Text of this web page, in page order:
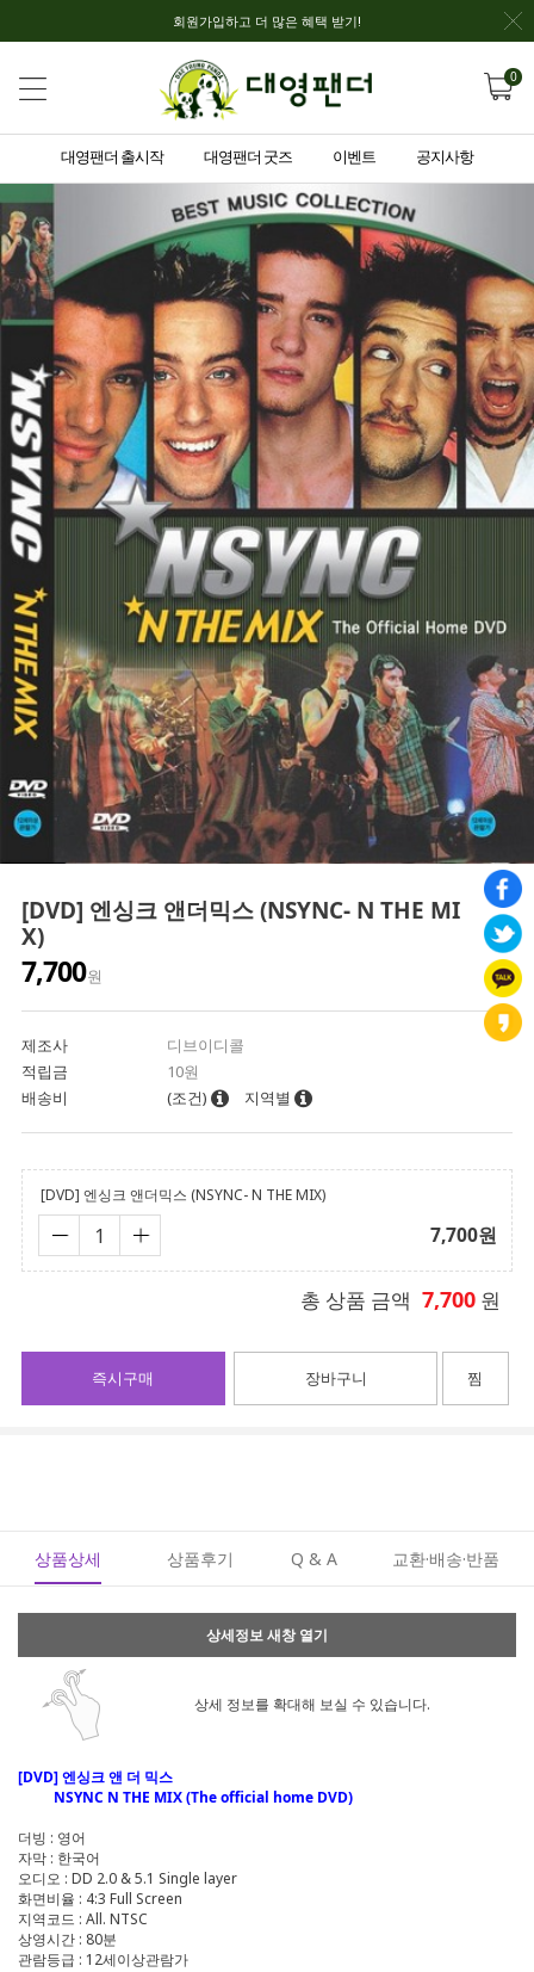
회원가입하고 더 많은 혜택 받기!
0
대영팬더 출시작 대영팬더 굿즈 이벤트 공지사항
[DVD] 엔싱크 앤더믹스 (NSYNC- N THE MI
X)
7,700원
제조사
디브이디콜
적립금
10원
배송비
(조건) 지역별
[DVD] 엔싱크 앤더믹스 (NSYNC- N THE MIX)
7,700원
총 상품 금액 7,700 원
장바구니
즉시구매 찜
상품상세 상품후기 Q & A 교환·배송·반품
상세정보 새창 열기
상세 정보를 확대해 보실 수 있습니다.
[DVD] 엔싱크 앤 더 믹스
NSYNC N THE MIX (The official home DVD)
더빙 : 영어
자막 : 한국어
오디오 : DD 2.0 & 5.1 Single layer
화면비율 : 4:3 Full Screen
지역코드 : All. NTSC
상영시간 : 80분
관람등급 : 12세이상관람가